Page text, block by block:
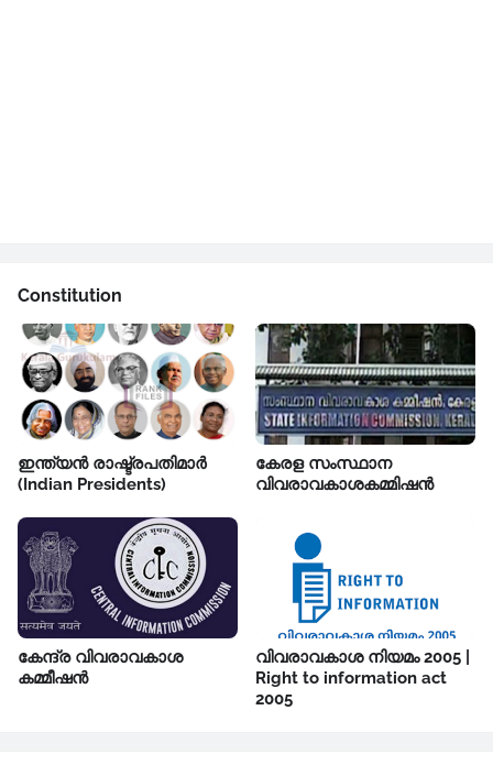
Constitution
ഇന്ത്യൻ രാഷ്ട്രപതിമാർ
(Indian Presidents)
കേരള സംസ്ഥാന
വിവരാവകാശകമ്മിഷൻ
കേന്ദ്ര വിവരാവകാശ
കമ്മീഷൻ
വിവരാവകാശ നിയമം 2005 |
Right to information act
2005